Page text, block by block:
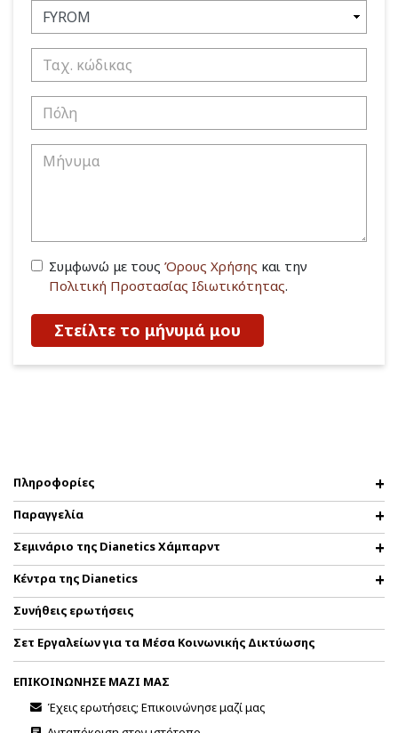
Συμφωνώ με τους Όρους Χρήσης και την
Πολιτική Προστασίας Ιδιωτικότητας.
Στείλτε το μήνυμά μου
Πληροφορίες
Παραγγελία
Σεμινάριο της Dianetics Χάμπαρντ
Κέντρα της Dianetics
Συνήθεις ερωτήσεις
Σετ Εργαλείων για τα Μέσα Κοινωνικής Δικτύωσης
ΕΠΙΚΟΙΝΩΝΗΣΕ ΜΑΖΙ ΜΑΣ
Έχεις ερωτήσεις; Επικοινώνησε μαζί μας